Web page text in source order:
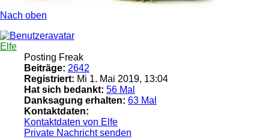
Nach oben
Elfe
Posting Freak
Beiträge: 2642
Registriert: Mi 1. Mai 2019, 13:04
Hat sich bedankt: 56 Mal
Danksagung erhalten: 63 Mal
Kontaktdaten:
Kontaktdaten von Elfe
Private Nachricht senden